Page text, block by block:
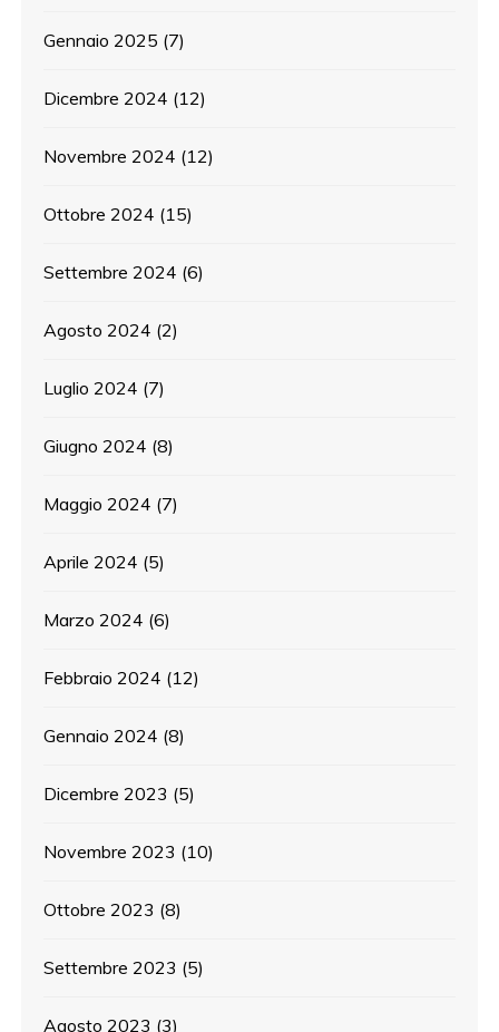
Gennaio 2025 (7)
Dicembre 2024 (12)
Novembre 2024 (12)
Ottobre 2024 (15)
Settembre 2024 (6)
Agosto 2024 (2)
Luglio 2024 (7)
Giugno 2024 (8)
Maggio 2024 (7)
Aprile 2024 (5)
Marzo 2024 (6)
Febbraio 2024 (12)
Gennaio 2024 (8)
Dicembre 2023 (5)
Novembre 2023 (10)
Ottobre 2023 (8)
Settembre 2023 (5)
Agosto 2023 (3)